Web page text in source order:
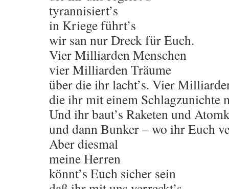
tyrannisiert’s
in Kriege führt’s
wir san nur Dreck für Euch.
Vier Milliarden Menschen
vier Milliarden Träume
über die ihr lacht’s. Vier
die ihr mit einem Schlagzunichte
Und ihr baut’s Raketen und
und dann Bunker – wo ihr Euch
Aber diesmal
meine Herren
könnt’s Euch sicher sein